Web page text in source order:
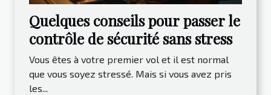
Quelques conseils pour passer le
contrôle de sécurité sans stress
Vous êtes à votre premier vol et il est normal
que vous soyez stressé. Mais si vous avez pris
les...